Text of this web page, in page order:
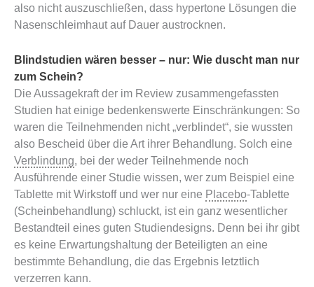
also nicht auszuschließen, dass hypertone Lösungen die
Nasenschleimhaut auf Dauer austrocknen.
Blindstudien wären besser – nur: Wie duscht man nur
zum Schein?
Die Aussagekraft der im Review zusammengefassten
Studien hat einige bedenkenswerte Einschränkungen: So
waren die Teilnehmenden nicht „verblindet“, sie wussten
also Bescheid über die Art ihrer Behandlung. Solch eine
Verblindung, bei der weder Teilnehmende noch
Ausführende einer Studie wissen, wer zum Beispiel eine
Tablette mit Wirkstoff und wer nur eine Placebo-Tablette
(Scheinbehandlung) schluckt, ist ein ganz wesentlicher
Bestandteil eines guten Studiendesigns. Denn bei ihr gibt
es keine Erwartungshaltung der Beteiligten an eine
bestimmte Behandlung, die das Ergebnis letztlich
verzerren kann.